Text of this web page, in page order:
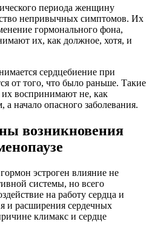
периода женщину
непривычных симптомов. Их
гормонального фона,
их, как должное, хотя, и
сердцебиение при
от того, что было раньше. Такие
их воспринимают не, как
начало опасного заболевания.
возникновения
эстроген влияние не
системы, но всего
на работу сердца и
и расширения сердечных
климакс и сердце